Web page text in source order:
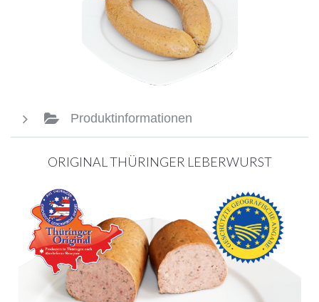
Produktinformationen
ORIGINAL THÜRINGER LEBERWURST